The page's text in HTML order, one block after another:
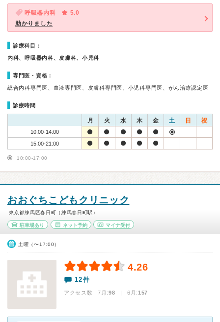
呼吸器内科
5.0
助かりました
診療科目：
内科、呼吸器内科、皮膚科、小児科
専門医・資格：
総合内科専門医、血液専門医、皮膚科専門医、小児科専門医、がん治療認定医
診療時間
月 火 水 木 金 土 日 祝
10:00-14:00
15:00-21:00
10:00-17:00
おおぐちこどもクリニック
東京都練馬区春日町（練馬春日町駅）
駐車場あり ネット予約 マイナ受付
土曜（〜17:00）
4.26
12件
アクセス数 7月:98 | 6月:157